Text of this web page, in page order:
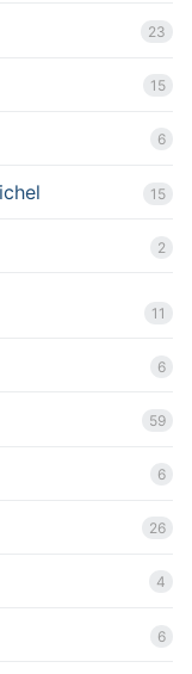
23
15
6
15
2
11
6
59
6
26
4
6